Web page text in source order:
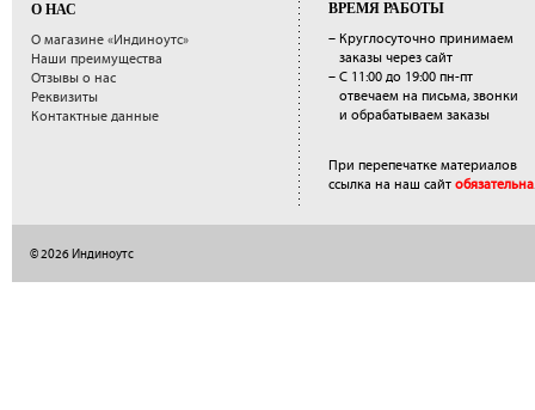
О НАС
О магазине «Индиноутс»
Наши преимущества
Отзывы о нас
Реквизиты
Контактные данные
ВРЕМЯ РАБОТЫ
– Круглосуточно принимаем
заказы через сайт
– С 11:00 до 19:00 пн-пт
отвечаем на письма, звонки
и обрабатываем заказы
При перепечатке материалов
ссылка на наш сайт обязательна
© 2026 Индиноутс